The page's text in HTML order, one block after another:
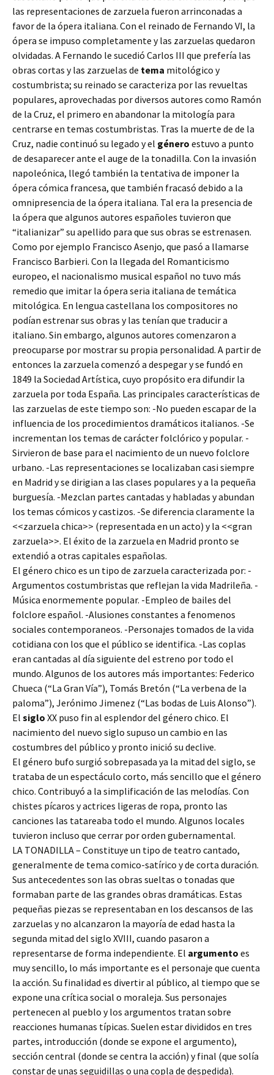
las representaciones de zarzuela fueron arrinconadas a
favor de la ópera italiana. Con el reinado de Fernando VI, la
ópera se impuso completamente y las zarzuelas quedaron
olvidadas. A Fernando le sucedió Carlos III que prefería las
obras cortas y las zarzuelas de tema mitológico y
costumbrista; su reinado se caracteriza por las revueltas
populares, aprovechadas por diversos autores como Ramón
de la Cruz, el primero en abandonar la mitología para
centrarse en temas costumbristas. Tras la muerte de de la
Cruz, nadie continuó su legado y el género estuvo a punto
de desaparecer ante el auge de la tonadilla. Con la invasión
napoleónica, llegó también la tentativa de imponer la
ópera cómica francesa, que también fracasó debido a la
omnipresencia de la ópera italiana. Tal era la presencia de
la ópera que algunos autores españoles tuvieron que
“italianizar” su apellido para que sus obras se estrenasen.
Como por ejemplo Francisco Asenjo, que pasó a llamarse
Francisco Barbieri. Con la llegada del Romanticismo
europeo, el nacionalismo musical español no tuvo más
remedio que imitar la ópera seria italiana de temática
mitológica. En lengua castellana los compositores no
podían estrenar sus obras y las tenían que traducir a
italiano. Sin embargo, algunos autores comenzaron a
preocuparse por mostrar su propia personalidad. A partir de
entonces la zarzuela comenzó a despegar y se fundó en
1849 la Sociedad Artística, cuyo propósito era difundir la
zarzuela por toda España. Las principales características de
las zarzuelas de este tiempo son: -No pueden escapar de la
influencia de los procedimientos dramáticos italianos. -Se
incrementan los temas de carácter folclórico y popular. -
Sirvieron de base para el nacimiento de un nuevo folclore
urbano. -Las representaciones se localizaban casi siempre
en Madrid y se dirigian a las clases populares y a la pequeña
burguesía. -Mezclan partes cantadas y habladas y abundan
los temas cómicos y castizos. -Se diferencia claramente la
<<zarzuela chica>> (representada en un acto) y la <<gran
zarzuela>>. El éxito de la zarzuela en Madrid pronto se
extendió a otras capitales españolas.
El género chico es un tipo de zarzuela caracterizada por: -
Argumentos costumbristas que reflejan la vida Madrileña. -
Música enormemente popular. -Empleo de bailes del
folclore español. -Alusiones constantes a fenomenos
sociales contemporaneos. -Personajes tomados de la vida
cotidiana con los que el público se identifica. -Las coplas
eran cantadas al día siguiente del estreno por todo el
mundo. Algunos de los autores más importantes: Federico
Chueca (“La Gran Vía”), Tomás Bretón (“La verbena de la
paloma”), Jerónimo Jimenez (“Las bodas de Luis Alonso”).
El siglo XX puso fin al esplendor del género chico. El
nacimiento del nuevo siglo supuso un cambio en las
costumbres del público y pronto inició su declive.
El género bufo surgió sobrepasada ya la mitad del siglo, se
trataba de un espectáculo corto, más sencillo que el género
chico. Contribuyó a la simplificación de las melodías. Con
chistes pícaros y actrices ligeras de ropa, pronto las
canciones las tatareaba todo el mundo. Algunos locales
tuvieron incluso que cerrar por orden gubernamental.
LA TONADILLA – Constituye un tipo de teatro cantado,
generalmente de tema comico-satírico y de corta duración.
Sus antecedentes son las obras sueltas o tonadas que
formaban parte de las grandes obras dramáticas. Estas
pequeñas piezas se representaban en los descansos de las
zarzuelas y no alcanzaron la mayoría de edad hasta la
segunda mitad del siglo XVIII, cuando pasaron a
representarse de forma independiente. El argumento es
muy sencillo, lo más importante es el personaje que cuenta
la acción. Su finalidad es divertir al público, al tiempo que se
expone una crítica social o moraleja. Sus personajes
pertenecen al pueblo y los argumentos tratan sobre
reacciones humanas típicas. Suelen estar divididos en tres
partes, introducción (donde se expone el argumento),
sección central (donde se centra la acción) y final (que solía
constar de unas seguidillas o una copla de despedida).